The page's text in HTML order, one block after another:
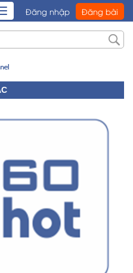
TOGGLE
NAVIGATION
Đăng nhập Đăng bài